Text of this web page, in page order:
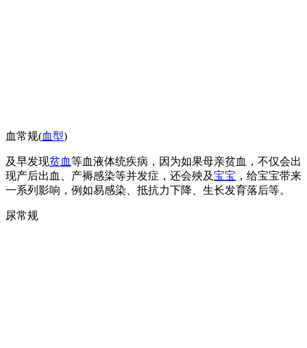
血常规(血型)
及早发现贫血等血液体统疾病，因为如果母亲贫血，不仅会出
现产后出血、产褥感染等并发症，还会殃及宝宝 ，给宝宝带来
一系列影响，例如易感染、抵抗力下降、生长发育落后等。
尿常规